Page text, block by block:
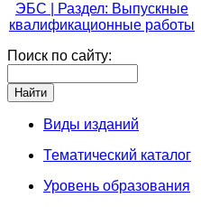
ЭБС | Раздел: Выпускные
квалификационные работы
Поиск по сайту:
Виды изданий
Тематический каталог
Уровень образования